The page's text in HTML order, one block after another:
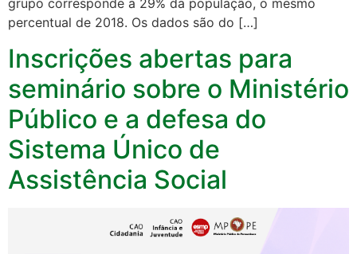
grupo corresponde a 29% da população, o mesmo
percentual de 2018. Os dados são do […]
Inscrições abertas para
seminário sobre o Ministério
Público e a defesa do
Sistema Único de
Assistência Social